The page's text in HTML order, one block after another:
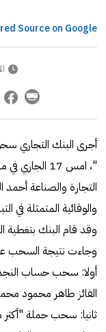
Source on Google
أجرى البنك التجاري
"، امس 17
التجارة والصناعة أحمد
والوقائية المتمثلة في
وقد قام البنك بتغطية
وجاءت نتيجة السحب
الفائز طاهر محمود